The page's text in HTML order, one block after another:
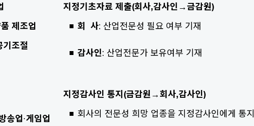
제조업
기조절
송업·게임업
지정기초자료 제출(회사,감사인→금감원)
회 사: 산업전문성 필요 여부 기재
감사인: 산업전문가 보유여부 기재
지정감사인 통지(금감원→회사,감사인)
회사의 전문성 희망 업종을 지정감사인에게 통지